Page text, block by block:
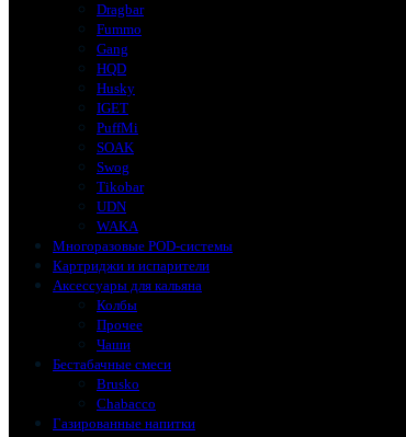
Dragbar
Fummo
Gang
HQD
Husky
IGET
PuffMi
SOAK
Swog
Tikobar
UDN
WAKA
Многоразовые POD-системы
Картриджи и испарители
Аксессуары для кальяна
Колбы
Прочее
Чаши
Бестабачные смеси
Brusko
Chabacco
Газированные напитки